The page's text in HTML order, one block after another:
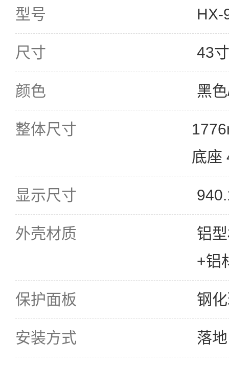
型号 HX-
尺寸 43寸
颜色 黑
整体尺寸
底座
显示尺寸
外壳材质
铝
+铝
保护面板 钢
安装方式 落地